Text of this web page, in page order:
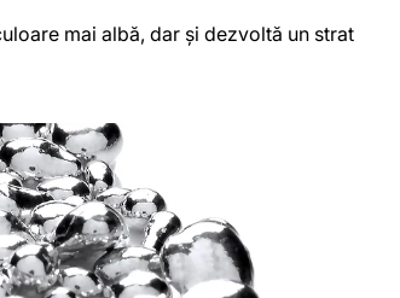
mai albă, dar și dezvoltă un strat